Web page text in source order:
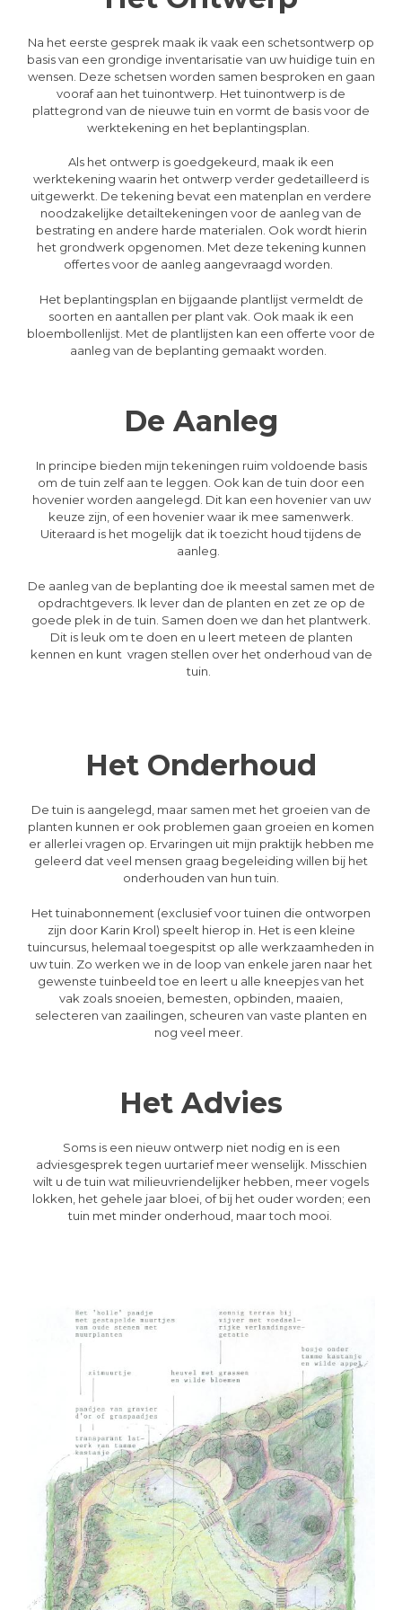
Na het eerste gesprek maak ik vaak een schetsontwerp op
basis van een grondige inventarisatie van uw huidige tuin en
wensen. Deze schetsen worden samen besproken en gaan
vooraf aan het tuinontwerp. Het tuinontwerp is de
plattegrond van de nieuwe tuin en vormt de basis voor de
werktekening en het beplantingsplan.
Als het ontwerp is goedgekeurd, maak ik een
werktekening waarin het ontwerp verder gedetailleerd is
uitgewerkt. De tekening bevat een matenplan en verdere
noodzakelijke detailtekeningen voor de aanleg van de
bestrating en andere harde materialen. Ook wordt hierin
het grondwerk opgenomen. Met deze tekening kunnen
offertes voor de aanleg aangevraagd worden.
Het beplantingsplan en bijgaande plantlijst vermeldt de
soorten en aantallen per plant vak. Ook maak ik een
bloembollenlijst. Met de plantlijsten kan een offerte voor de
aanleg van de beplanting gemaakt worden.
De Aanleg
In principe bieden mijn tekeningen ruim voldoende basis
om de tuin zelf aan te leggen. Ook kan de tuin door een
hovenier worden aangelegd. Dit kan een hovenier van uw
keuze zijn, of een hovenier waar ik mee samenwerk.
Uiteraard is het mogelijk dat ik toezicht houd tijdens de
aanleg.
De aanleg van de beplanting doe ik meestal samen met de
opdrachtgevers. Ik lever dan de planten en zet ze op de
goede plek in de tuin. Samen doen we dan het plantwerk.
Dit is leuk om te doen en u leert meteen de planten
kennen en kunt vragen stellen over het onderhoud van de
tuin.
Het Onderhoud
De tuin is aangelegd, maar samen met het groeien van de
planten kunnen er ook problemen gaan groeien en komen
er allerlei vragen op. Ervaringen uit mijn praktijk hebben me
geleerd dat veel mensen graag begeleiding willen bij het
onderhouden van hun tuin.
Het tuinabonnement (exclusief voor tuinen die ontworpen
zijn door Karin Krol) speelt hierop in. Het is een kleine
tuincursus, helemaal toegespitst op alle werkzaamheden in
uw tuin. Zo werken we in de loop van enkele jaren naar het
gewenste tuinbeeld toe en leert u alle kneepjes van het
vak zoals snoeien, bemesten, opbinden, maaien,
selecteren van zaailingen, scheuren van vaste planten en
nog veel meer.
Het Advies
Soms is een nieuw ontwerp niet nodig en is een
adviesgesprek tegen uurtarief meer wenselijk. Misschien
wilt u de tuin wat milieuvriendelijker hebben, meer vogels
lokken, het gehele jaar bloei, of bij het ouder worden; een
tuin met minder onderhoud, maar toch mooi.